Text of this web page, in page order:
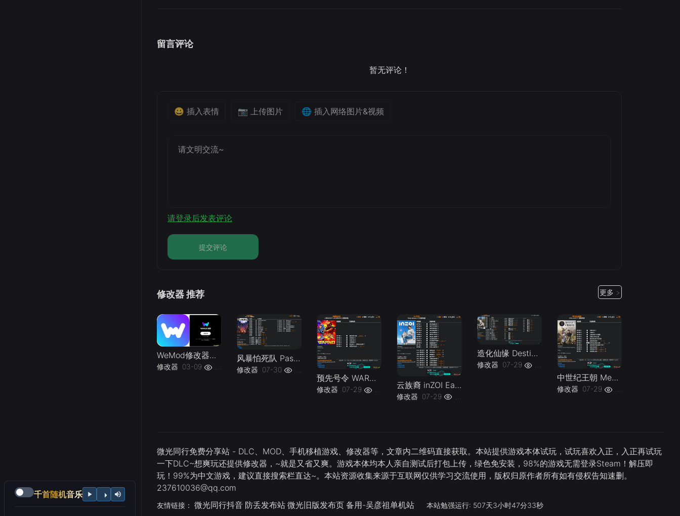
千首随机音乐
留言评论
暂无评论！
😀 插入表情 📷 上传图片 🌐 插入网络图片&视频
请登录后发表评论
提交评论
修改器 推荐 更多 >
WeMod修改器高级会员破解版.综合类修改器软件解锁版-
修改器 03-09
风暴怕死队 Pass the Fear v1.0.x Plus 27 Trainer-单机修改器下载-仅支持迅雷（部分修改器仅支持本站游戏本体
修改器 07-30
预先号令 WARNO v20240527-v20260630 Plus 6 Trainer-单机修改器下载-仅支持迅雷（部分修改器仅支持本站游戏本体
修改器 07-29 云族裔 inZOI Early Access Plus 20 Trainer Updated 2026.06.25-单机修改器下载-仅支持迅雷（部分修改器仅支持本站游戏本体
修改器 07-29
造化仙缘 Destiny of Immortal Early Access Plus 58 Trainer-单机修改器下载-仅支持迅雷（部分修改器仅支持本站游戏本体
修改器 07-29
中世纪王朝 Medieval Dynasty v1.0-v2.6 Plus 11 Trainer-单机修改器下载-仅支持迅雷（部分修改器仅支持本站游戏本体
修改器 07-29
微光同行免费分享站 - DLC、MOD、手机移植游戏、修改器等，文章内二维码直接获取。本站提供游戏本体试玩，试玩喜欢入正，入正再试玩
一下DLC~想爽玩还提供修改器，~就是又省又爽。游戏本体均本人亲自测试后打包上传，绿色免安装，98%的游戏无需登录Steam！解压即
玩！99%为中文游戏，建议直接搜索栏直达~。本站资源收集来源于互联网仅供学习交流使用，版权归原作者所有如有侵权告知速删。
237610036@qq.com
友情链接： 微光同行抖音 防丢发布站 微光旧版发布页 备用-吴彦祖单机站 本站勉强运行: 507天3小时47分34秒